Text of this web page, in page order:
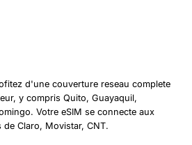
d'une couverture reseau complete
y compris Quito, Guayaquil,
Votre eSIM se connecte aux
de Claro, Movistar, CNT.